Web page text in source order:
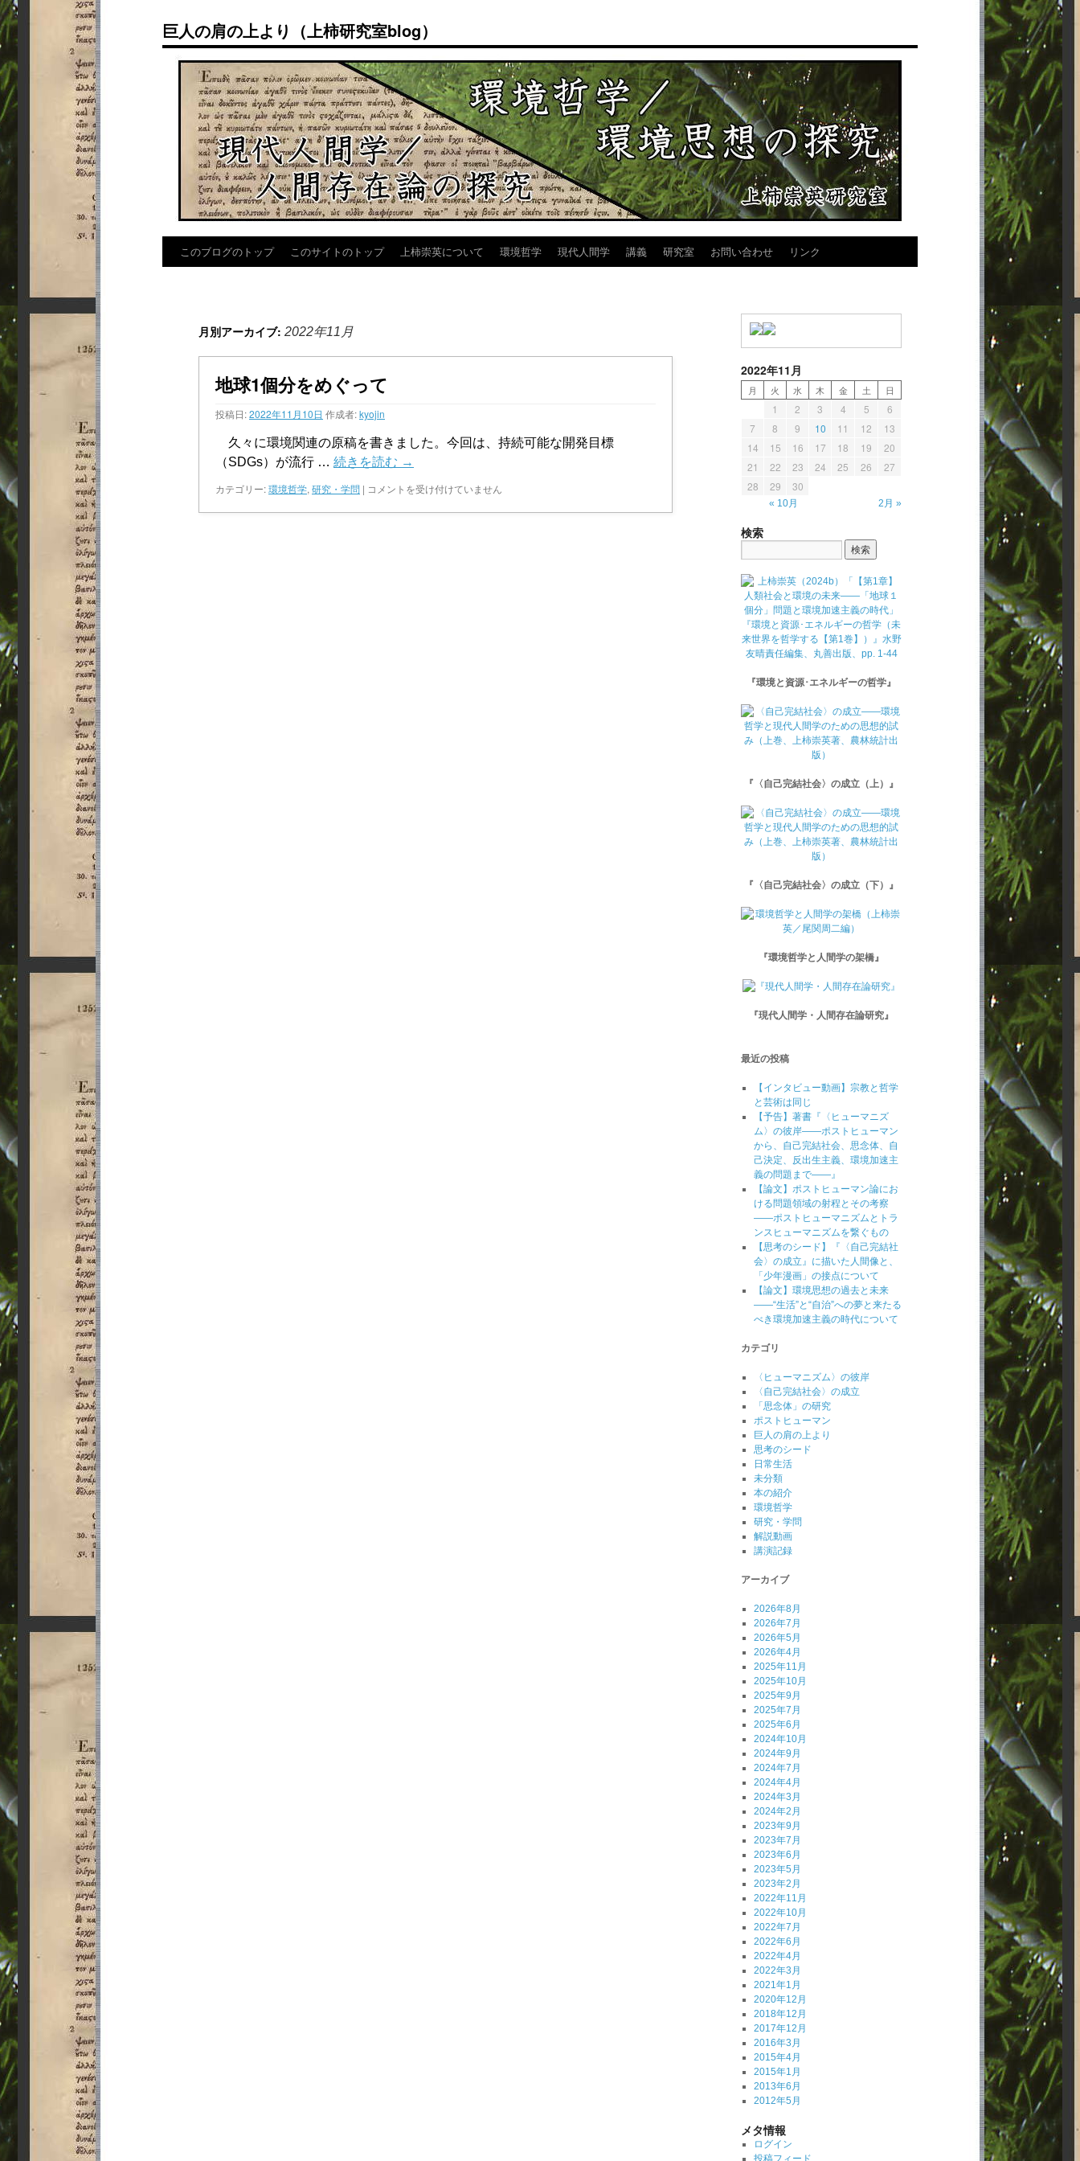
コ
ン
テ
巨人の肩の上より（上柿研究室blog）
このブログのトップ このサイトのトップ 上柿崇英について 環境哲学 現代人間学 講義 研究室 お問い合わせ リンク
月別アーカイブ: 2022年11月
地球1個分をめぐって
投稿日:2022年11月10日 作成者:kyojin
久々に環境関連の原稿を書きました。今回は、持続可能な開発目標
（SDGs）が流行 … 続きを読む →
カテゴリー:環境哲学, 研究・学問 | 地
1
コメントを受け付けていません
2022年11月
月 火 水 木 金 土 日
1 2 3 4 5
6
7
8 9 10 11 12
13
14
15 16 17 18 19
20
21
22 23 24 25 26
27
28
29 30
« 10月 2月 »
検索
『環境と資源･エネルギーの哲学』
『〈自己完結社会〉の成立（上）』
『〈自己完結社会〉の成立（下）』
『環境哲学と人間学の架橋』
『現代人間学・人間存在論研究』
最近の投稿
【インタビュー動画】宗教と哲学
と芸術は同じ
【予告】著書『〈ヒューマニズ
ム〉の彼岸――ポストヒューマン
から、自己完結社会、思念体、自
己決定、反出生主義、環境加速主
義の問題まで――』
【論文】ポストヒューマン論にお
ける問題領域の射程とその考察
――ポストヒューマニズムとトラ
ンスヒューマニズムを繋ぐもの
【思考のシード】『〈自己完結社
会〉の成立』に描いた人間像と、
「少年漫画」の接点について
【論文】環境思想の過去と未来
――“生活”と“自治”への夢と来たる
べき環境加速主義の時代について
カテゴリ
〈ヒューマニズム〉の彼岸
〈自己完結社会〉の成立
「思念体」の研究
ポストヒューマン
巨人の肩の上より
思考のシード
日常生活
未分類
本の紹介
環境哲学
研究・学問
解説動画
講演記録
アーカイブ
2026年8月
2026年7月
2026年5月
2026年4月
2025年11月
2025年10月
2025年9月
2025年7月
2025年6月
2024年10月
2024年9月
2024年7月
2024年4月
2024年3月
2024年2月
2023年9月
2023年7月
2023年6月
2023年5月
2023年2月
2022年11月
2022年10月
2022年7月
2022年6月
2022年4月
2022年3月
2021年1月
2020年12月
2018年12月
2017年12月
2016年3月
2015年4月
2015年1月
2013年6月
2012年5月
メタ情報
ログイン
投稿フィード